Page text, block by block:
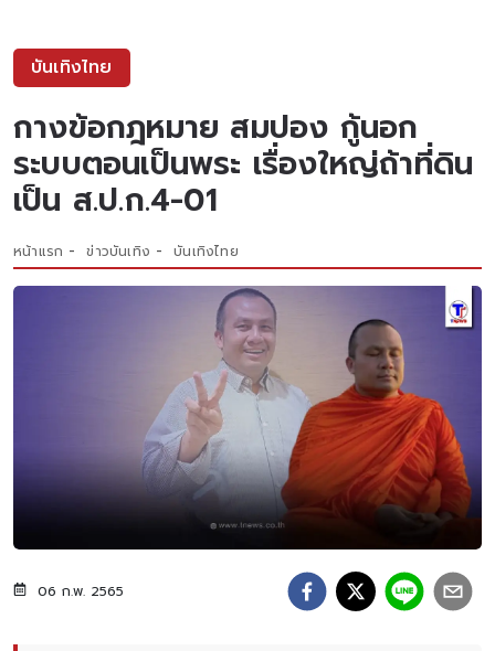
บันเทิงไทย
กางข้อกฎหมาย สมปอง กู้นอก
ระบบตอนเป็นพระ เรื่องใหญ่ถ้าที่ดิน
เป็น ส.ป.ก.4-01
หน้าแรก ข่าวบันเทิง บันเทิงไทย
06 ก.พ. 2565